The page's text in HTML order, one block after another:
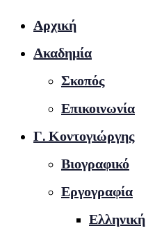
Αρχική
Ακαδημία
Σκοπός
Επικοινωνία
Γ. Κοντογιώργης
Βιογραφικό
Εργογραφία
Ελληνική